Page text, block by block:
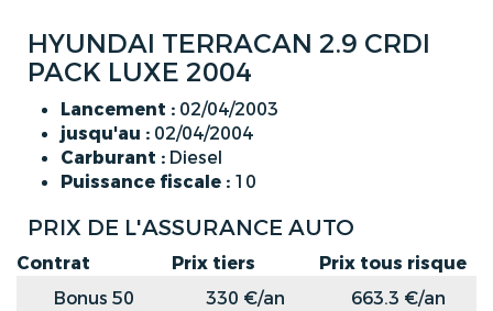
HYUNDAI TERRACAN 2.9 CRDI
PACK LUXE 2004
Lancement : 02/04/2003
jusqu'au : 02/04/2004
Carburant : Diesel
Puissance fiscale : 10
PRIX DE L'ASSURANCE AUTO
Contrat Prix tiers
Prix tous risque
Bonus 50
330 €/an
663.3 €/an